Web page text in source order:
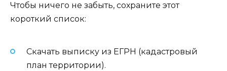
Чтобы ничего не забыть, сохраните этот
короткий список:
Скачать выписку из ЕГРН (кадастровый
план территории).